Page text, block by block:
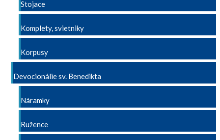
Stojace
Komplety, svietniky
Korpusy
Devocionálie sv. Benedikta
Náramky
Ružence